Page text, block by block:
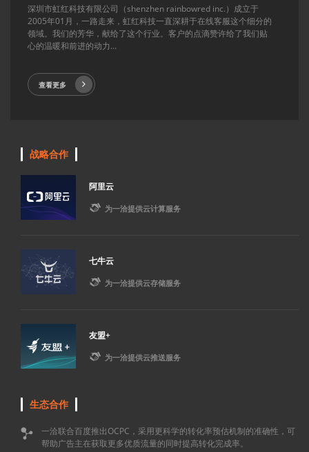
深圳市虹红科技有限公司（shenzhen rainbowred inc.）成立于
2005年01月，一路走来，虹红科技一直深耕于在线客服这个细分的
领域。我们的芳华，献给了这个行业。客户的点滴赞许给了我们贴
心的温暖和前进的动力...
查看更多
战略合作
阿里云
 为一洽提供云计算服务
七牛云
 为一洽提供云存储服务
友盟+
 为一洽提供云推送服务
生态合作

一洽联合百度推出OCPC，采用更科学的转化率预估机制的准确性，可
帮助广告主在获取更多优质流量的同时提高转化完成率。